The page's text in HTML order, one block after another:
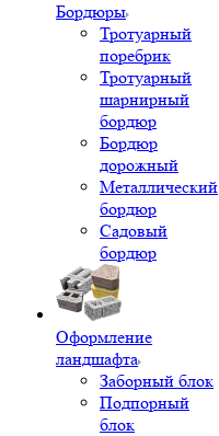
Бордюры
Тротуарный
поребрик
Тротуарный
шарнирный
бордюр
Бордюр
дорожный
Металлический
бордюр
Садовый
бордюр
Оформление
ландшафта
Заборный блок
Подпорный
блок